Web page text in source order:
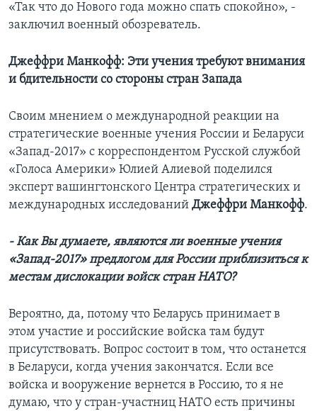
«Так что до Нового года можно спать спокойно», -
заключил военный обозреватель.
Джеффри Манкофф: Эти учения требуют внимания
и бдительности со стороны стран Запада
Своим мнением о международной реакции на
стратегические военные учения России и Беларуси
«Запад-2017» с корреспондентом Русской службой
«Голоса Америки» Юлией Алиевой поделился
эксперт вашингтонского Центра стратегических и
международных исследований Джеффри Манкофф.
- Как Вы думаете, являются ли военные учения
«Запад-2017» предлогом для России приблизиться к
местам дислокации войск стран НАТО?
Вероятно, да, потому что Беларусь принимает в
этом участие и российские войска там будут
присутствовать. Вопрос состоит в том, что останется
в Беларуси, когда учения закончатся. Если все
войска и вооружение вернется в Россию, то я не
думаю, что у стран-участниц НАТО есть причины